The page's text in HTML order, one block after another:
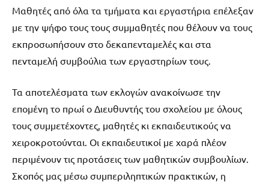
Μαθητές από όλα τα τμήματα και εργαστήρια επέλεξαν
με την ψήφο τους τους συμμαθητές που θέλουν να τους
εκπροσωπήσουν στο δεκαπενταμελές και στα
πενταμελή συμβούλια των εργαστηρίων τους.
Τα αποτελέσματα των εκλογών ανακοίνωσε την
επομένη το πρωί ο Διευθυντής του σχολείου με όλους
τους συμμετέχοντες, μαθητές κι εκπαιδευτικούς να
χειροκροτούνται. Οι εκπαιδευτικοί με χαρά πλέον
περιμένουν τις προτάσεις των μαθητικών συμβουλίων.
Σκοπός μας μέσω συμπεριληπτικών πρακτικών, η